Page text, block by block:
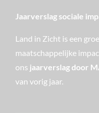
Jaarverslag sociale
Land in Zicht is een
maatschappelijke
ons jaarverslag door
van vorig jaar.